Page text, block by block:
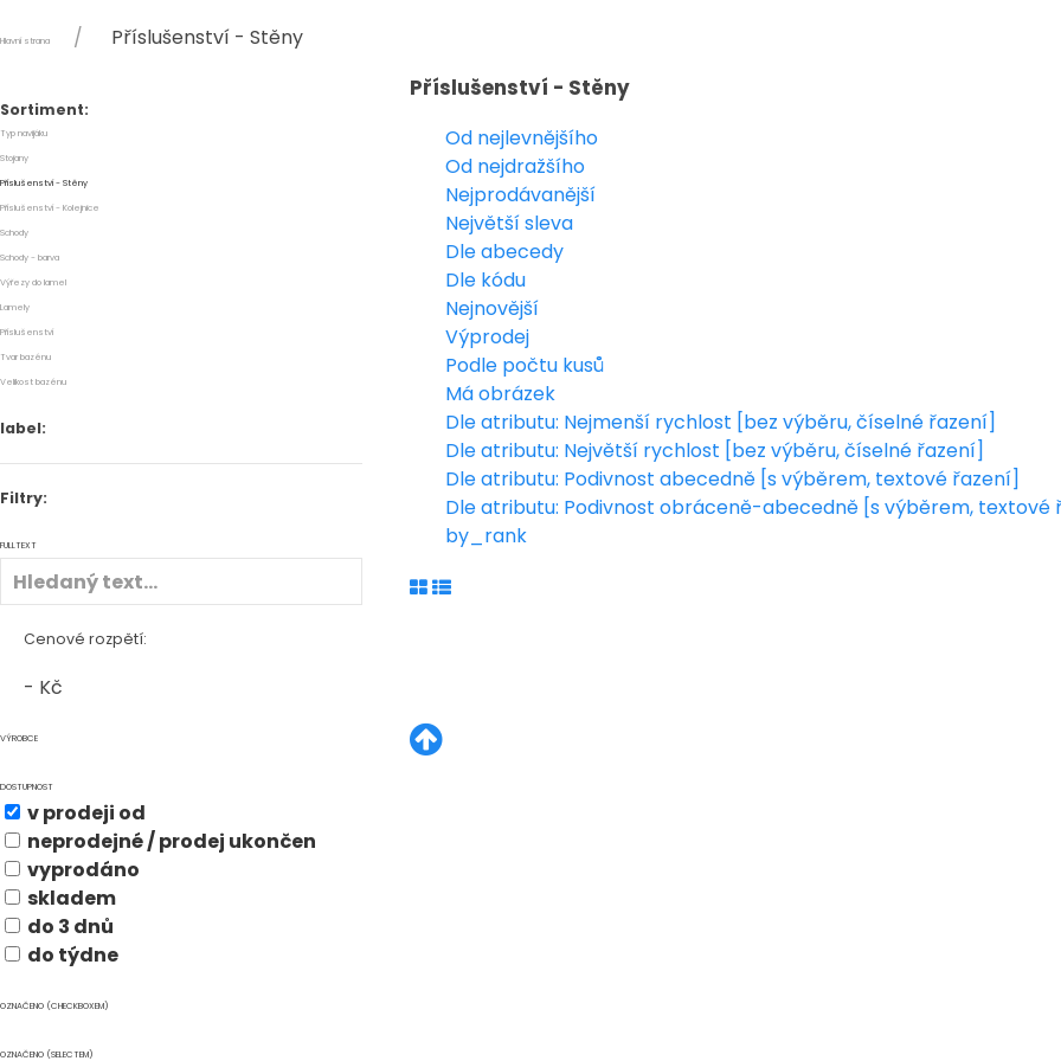
Hlavní strana Příslušenství - Stěny
Sortiment:
Typ navijáku
Stojany
Příslušenství - Stěny
Příslušenství - Kolejnice
Schody
Schody - barva
Výřezy do lamel
Lamely
Příslušenství
Tvar bazénu
Velikost bazénu
label:
Filtry:
FULLTEXT
Cenové rozpětí:
- Kč
VÝROBCE
DOSTUPNOST
v prodeji od
neprodejné / prodej ukončen
vyprodáno
skladem
do 3 dnů
do týdne
OZNAČENO (CHECKBOXEM)
OZNAČENO (SELECTEM)
Příslušenství - Stěny
Od nejlevnějšího
Od nejdražšího
Nejprodávanější
Největší sleva
Dle abecedy
Dle kódu
Nejnovější
Výprodej
Podle počtu kusů
Má obrázek
Dle atributu: Nejmenší rychlost [bez výběru, číselné řazení]
Dle atributu: Největší rychlost [bez výběru, číselné řazení]
Dle atributu: Podivnost abecedně [s výběrem, textové řazení]
Dle atributu: Podivnost obráceně-abecedně [s výběrem, textové
by_rank